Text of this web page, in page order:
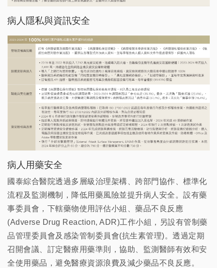
病人隱私與資訊安全
病人用藥安全
國泰綜合醫院透過多層級治理架構、跨部門協作、標準化
流程及監測機制，降低用藥風險並提升病人安全。設有藥
事委員會，下轄藥物使用評估小組、藥品不良反應
(Adverse Drug Reaction, ADR)工作小組，另設有管制藥
品管理委員會及感染管制委員會(抗生素管理)。透過定期
召開會議、訂定醫療用藥準則，協助、監測醫師有效和安
全使用藥品，避免醫療資源浪費及減少藥品不良反應。